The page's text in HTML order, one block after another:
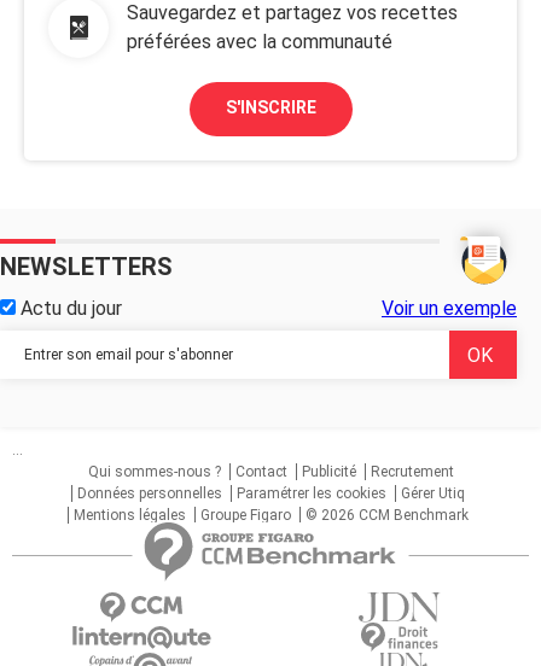
Sauvegardez et partagez vos recettes
préférées avec la communauté
S'INSCRIRE
NEWSLETTERS
Actu du jour Voir un exemple
...
Qui sommes-nous ?
Contact Publicité
Recrutement
Données personnelles
Paramétrer les cookies
Gérer Utiq
Mentions légales
Groupe Figaro © 2026 CCM Benchmark